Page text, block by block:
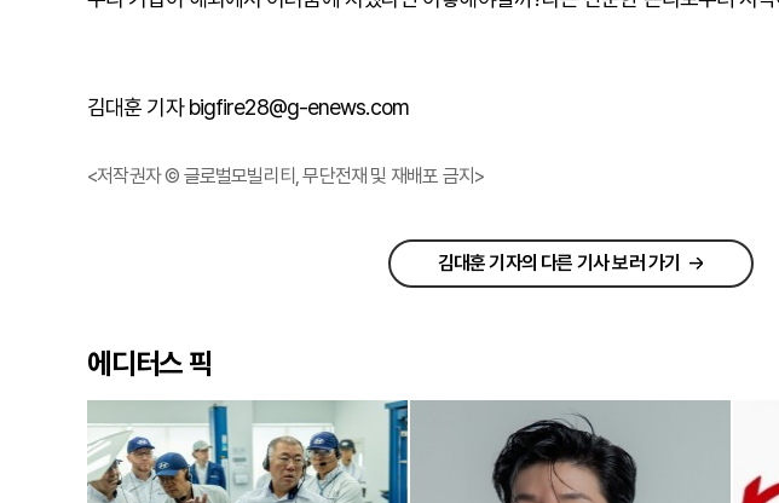
김대훈 기자 bigfire28@g-enews.com
<저작권자 © 글로벌모빌리티, 무단전재 및 재배포 금지>
김대훈 기자의 다른 기사 보러 가기
에디터스 픽